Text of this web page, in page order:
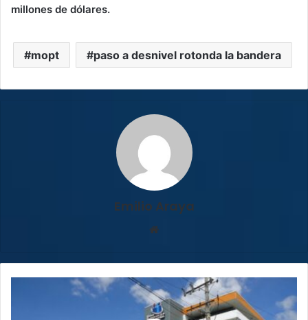
millones de dólares.
mopt paso a desnivel rotonda la bandera
Emilio Araya